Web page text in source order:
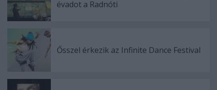
évadot a Radnóti
Ősszel érkezik az Infinite Dance Festival